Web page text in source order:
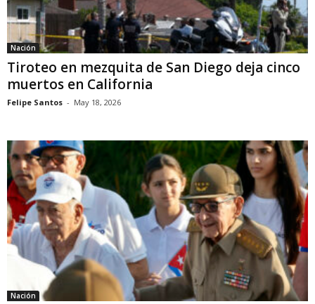
Nación
Tiroteo en mezquita de San Diego deja cinco
muertos en California
Felipe Santos - May 18, 2026
Nación